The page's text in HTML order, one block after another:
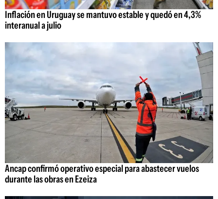
Inflación en Uruguay se mantuvo estable y quedó en 4,3%
interanual a julio
Ancap confirmó operativo especial para abastecer vuelos
durante las obras en Ezeiza